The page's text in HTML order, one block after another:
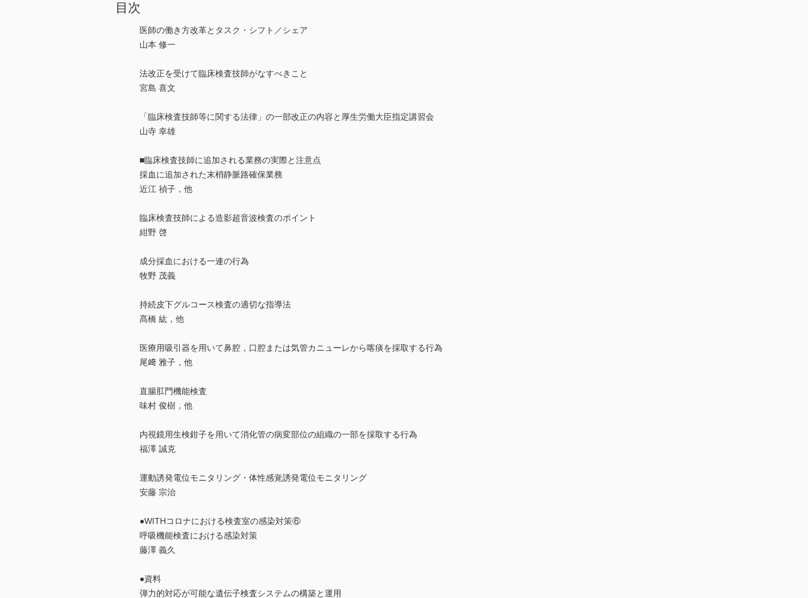
目次
医師の働き方改革とタスク・シフト／シェア
山本 修一
法改正を受けて臨床検査技師がなすべきこと
宮島 喜文
「臨床検査技師等に関する法律」の一部改正の内容と厚生労働大臣指定講習会
山寺 幸雄
■臨床検査技師に追加される業務の実際と注意点
採血に追加された末梢静脈路確保業務
近江 禎子，他
臨床検査技師による造影超音波検査のポイント
紺野 啓
成分採血における一連の行為
牧野 茂義
持続皮下グルコース検査の適切な指導法
髙橋 紘，他
医療用吸引器を用いて鼻腔，口腔または気管カニューレから喀痰を採取する行為
尾﨑 雅子，他
直腸肛門機能検査
味村 俊樹，他
内視鏡用生検鉗子を用いて消化管の病変部位の組織の一部を採取する行為
福澤 誠克
運動誘発電位モニタリング・体性感覚誘発電位モニタリング
安藤 宗治
●WITHコロナにおける検査室の感染対策⑥
呼吸機能検査における感染対策
藤澤 義久
●資料
弾力的対応が可能な遺伝子検査システムの構築と運用